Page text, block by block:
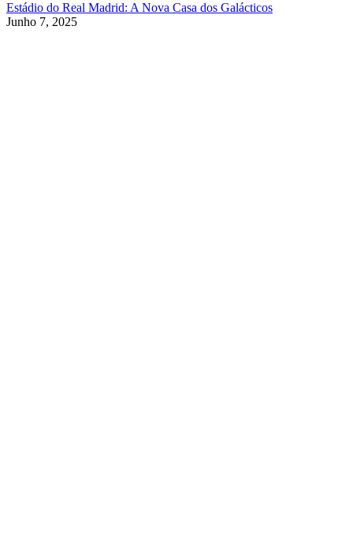
Estádio do Real Madrid: A Nova Casa dos Galácticos
Junho 7, 2025